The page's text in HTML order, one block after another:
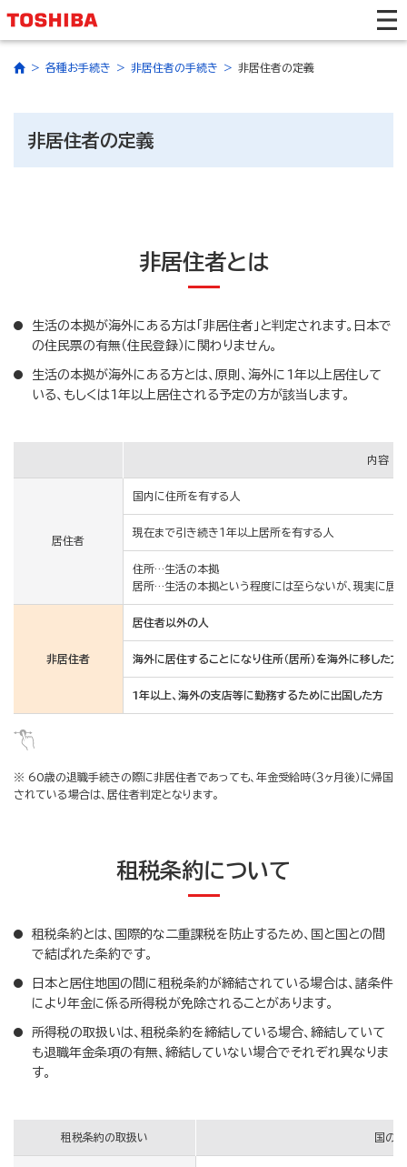
各種お手続き 非居住者の手続き 非居住者の定義
非居住者の定義
非居住者とは
生活の本拠が海外にある方は「非居住者」と判定されます。日本で
の住民票の有無（住民登録）に関わりません。
生活の本拠が海外にある方とは、原則、海外に1年以上居住して
いる、もしくは1年以上居住される予定の方が該当します。
内容
居住者
国内に住所を有する人
現在まで引き続き１年以上居所を有する人
住所…生活の本拠
居所…生活の本拠という程度には至らないが、現実に居
非居住者
居住者以外の人
海外に居住することになり住所（居所）を海外に移した方
1年以上、海外の支店等に勤務するために出国した方
※ 60歳の退職手続きの際に非居住者であっても、年金受給時（３ヶ月後）に帰国
されている場合は、居住者判定となります。
租税条約について
租税条約とは、国際的な二重課税を防止するため、国と国との間
で結ばれた条約です。
日本と居住地国の間に租税条約が締結されている場合は、諸条件
により年金に係る所得税が免除されることがあります。
所得税の取扱いは、租税条約を締結している場合、締結していて
も退職年金条項の有無、締結していない場合でそれぞれ異なりま
す。
租税条約の取扱い 国の